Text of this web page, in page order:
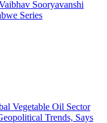
Sooryavanshi
Series
Vegetable Oil Sector
Trends, Says